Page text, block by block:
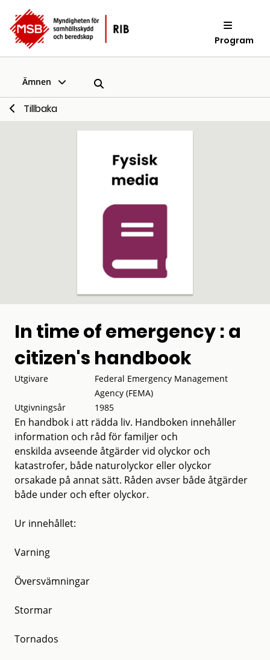
Program
Ämnen
Tillbaka
In time of emergency : a
citizen's handbook
Utgivare
Federal Emergency Management
Agency (FEMA)
Utgivningsår
1985
En handbok i att rädda liv. Handboken innehåller
information och råd för familjer och
enskilda avseende åtgärder vid olyckor och
katastrofer, både naturolyckor eller olyckor
orsakade på annat sätt. Råden avser både åtgärder
både under och efter olyckor.
Ur innehållet:
Varning
Översvämningar
Stormar
Tornados